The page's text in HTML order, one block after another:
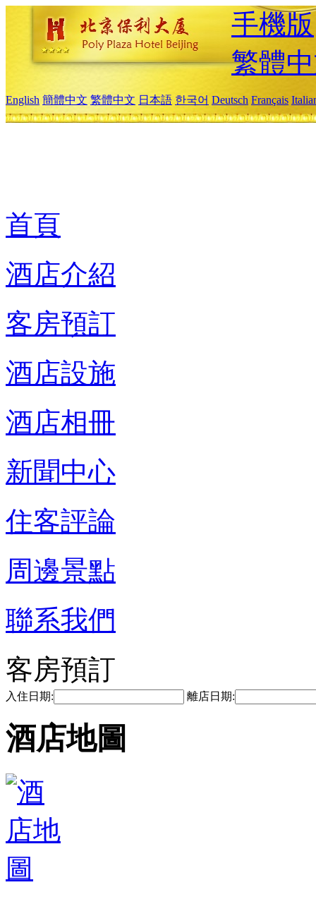
手機版
繁體
English 簡體中文 繁體中文 日本語 한국어 Deutsch Français
首頁
酒店介紹
客房預訂
酒店設施
酒店相冊
新聞中心
住客評論
周邊景點
聯系我們
客房預訂
入住日期: 離店日期:
酒店地圖